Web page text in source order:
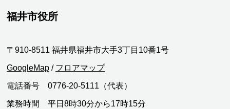
福井市役所
〒910-8511 福井県福井市大手3丁目10番1号
GoogleMap / フロアマップ
電話番号 0776-20-5111（代表）
業務時間 平日8時30分から17時15分